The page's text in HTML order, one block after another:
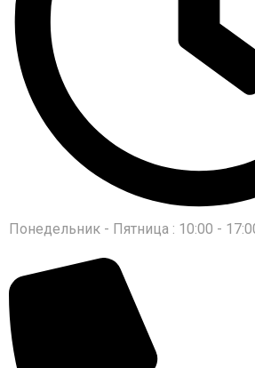
Понедельник - Пятница : 10:00 -